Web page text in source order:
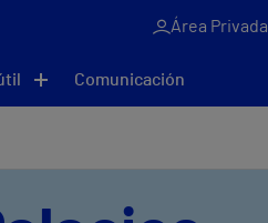
Área Privada
Comunicación